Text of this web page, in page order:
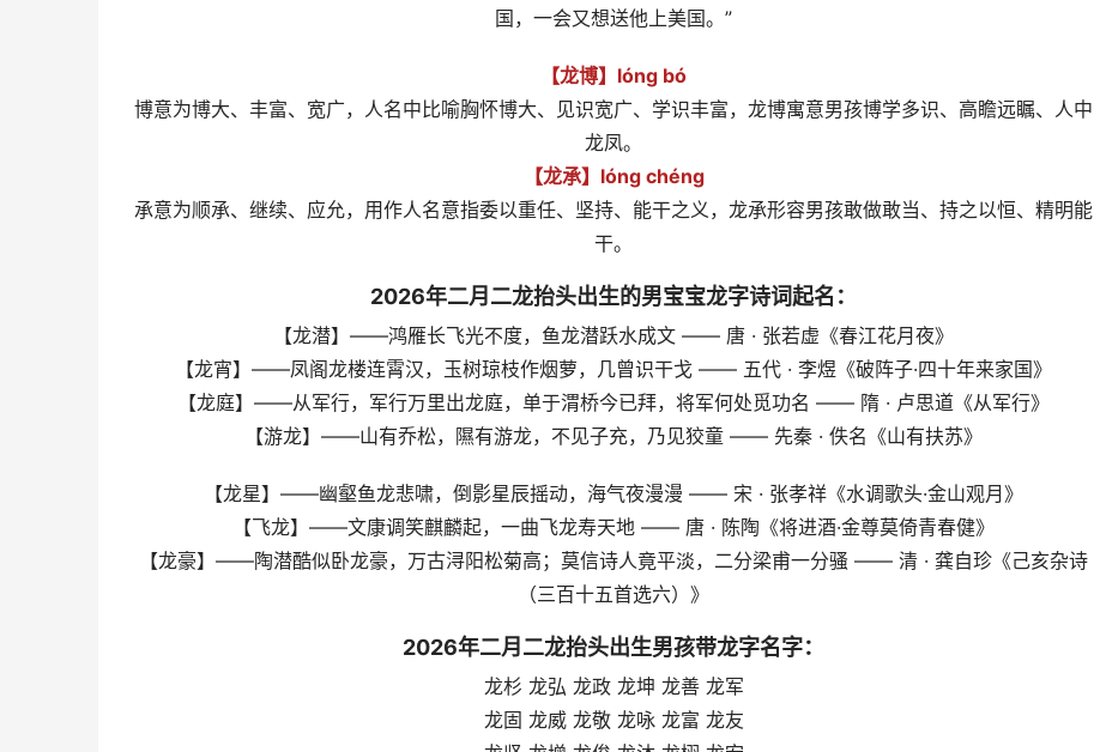
国，一会又想送他上美国。”
【龙博】lóng bó
博意为博大、丰富、宽广，人名中比喻胸怀博大、见识宽广、学识丰富，龙博寓意男孩博学多识、高瞻远瞩、人中
龙凤。
【龙承】lóng chéng
承意为顺承、继续、应允，用作人名意指委以重任、坚持、能干之义，龙承形容男孩敢做敢当、持之以恒、精明能
干。
2026年二月二龙抬头出生的男宝宝龙字诗词起名：
【龙潜】——鸿雁长飞光不度，鱼龙潜跃水成文 —— 唐 · 张若虚《春江花月夜》
【龙宵】——凤阁龙楼连霄汉，玉树琼枝作烟萝，几曾识干戈 —— 五代 · 李煜《破阵子·四十年来家国》
【龙庭】——从军行，军行万里出龙庭，单于渭桥今已拜，将军何处觅功名 —— 隋 · 卢思道《从军行》
【游龙】——山有乔松，隰有游龙，不见子充，乃见狡童 —— 先秦 · 佚名《山有扶苏》
【龙星】——幽壑鱼龙悲啸，倒影星辰摇动，海气夜漫漫 —— 宋 · 张孝祥《水调歌头·金山观月》
【飞龙】——文康调笑麒麟起，一曲飞龙寿天地 —— 唐 · 陈陶《将进酒·金尊莫倚青春健》
【龙豪】——陶潜酷似卧龙豪，万古浔阳松菊高；莫信诗人竟平淡，二分梁甫一分骚 —— 清 · 龚自珍《己亥杂诗
（三百十五首选六）》
2026年二月二龙抬头出生男孩带龙字名字：
龙杉 龙弘 龙政 龙坤 龙善 龙军
龙固 龙威 龙敬 龙咏 龙富 龙友